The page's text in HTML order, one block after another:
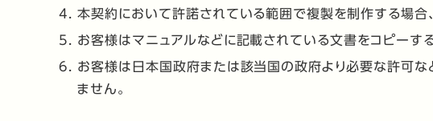
本契約において許諾されている範囲で複製を制作する場合
お客様はマニュアルなどに記載されている文書をコピーす
お客様は日本国政府または該当国の政府より必要な許可な
ません。